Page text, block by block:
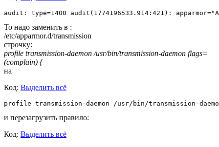
audit: type=1400 audit(1774196533.914:421):
То надо заменить в :
/etc/apparmor.d/transmission
строчку:
profile transmission-daemon /usr/bin/transmission-daemon flags=
(complain) {
на
Код: Выделить всё
profile transmission-daemon /usr/bin/transmission-
и перезагрузить правило:
Код: Выделить всё